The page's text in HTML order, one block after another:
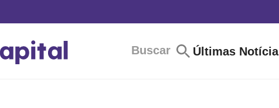
Buscar Últimas